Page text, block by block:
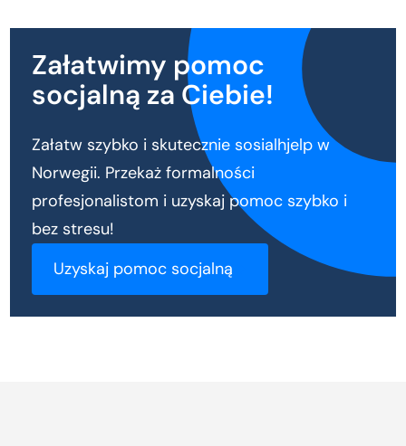
Załatwimy pomoc
socjalną za Ciebie!
Załatw szybko i skutecznie sosialhjelp w
Norwegii. Przekaż formalności
profesjonalistom i uzyskaj pomoc szybko i
bez stresu!
Uzyskaj pomoc socjalną